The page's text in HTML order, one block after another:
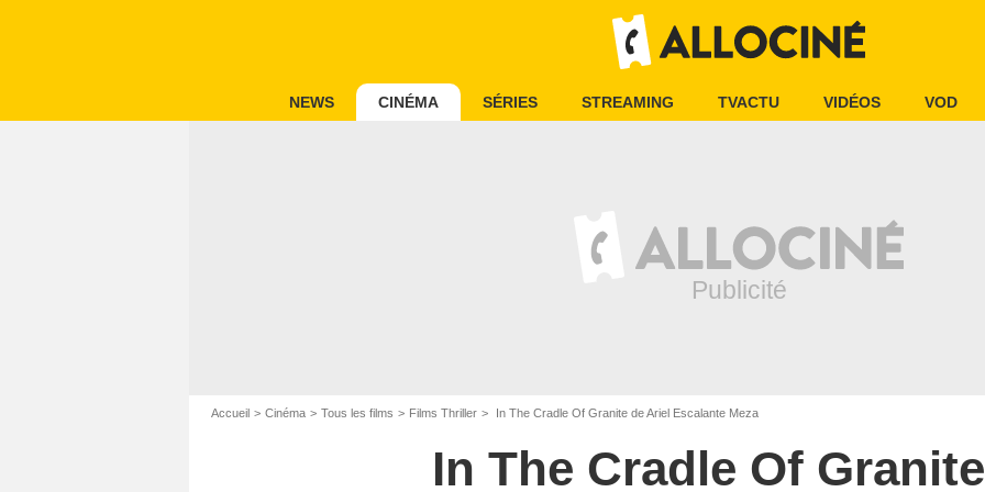
NEWS CINÉMA SÉRIES STREAMING TVACTU VIDÉOS VOD
Accueil Cinéma Tous les films Films Thriller In The Cradle Of Granite de Ariel Escalante Meza
In The Cradle Of Granite